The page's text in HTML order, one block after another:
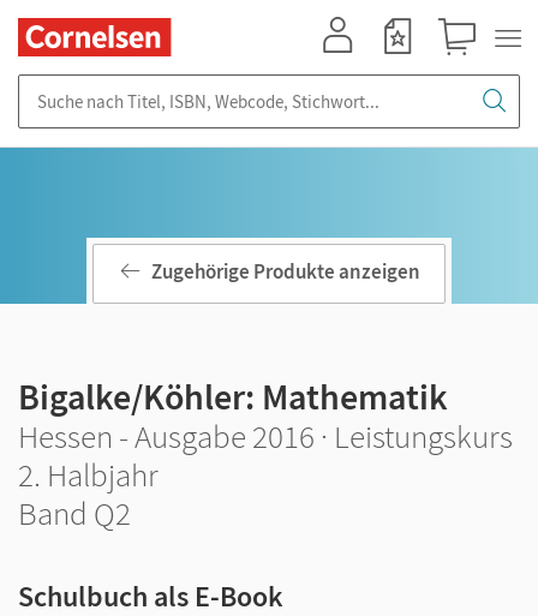
Zugehörige Produkte anzeigen
Bigalke/Köhler: Mathematik
Hessen - Ausgabe 2016 · Leistungskurs
2. Halbjahr
Band Q2
Schulbuch als E-Book